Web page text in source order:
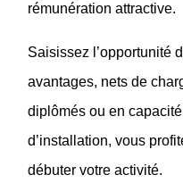
rémunération attractive.
Saisissez l’opportunité
avantages, nets de
diplômés ou en
d’installation, vous
débuter votre activité.